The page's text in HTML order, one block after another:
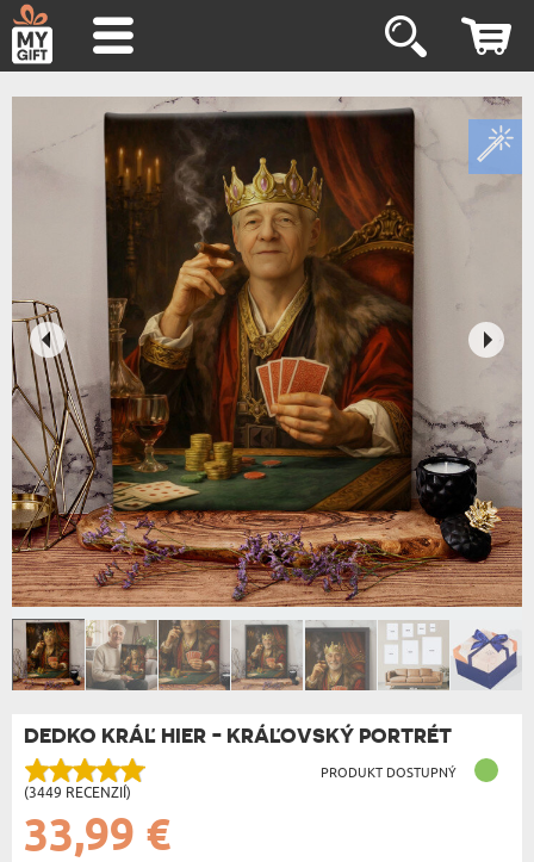
DEDKO KRÁĽ HIER - KRÁĽOVSKÝ PORTRÉT
(3449 RECENZIÍ)
PRODUKT DOSTUPNÝ
33,99 €